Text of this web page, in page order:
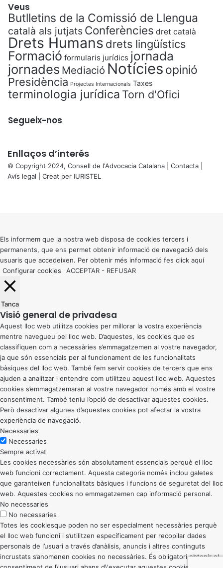
Veus
Butlletins de la Comissió de Llengua
català als jutjats Conferències dret català
Drets Humans drets lingüístics
Formació formularis jurídics jornada
jornades Mediació Notícies opinió
Presidència Projectes Internacionals Taxes
terminologia jurídica Torn d'Ofici
Segueix-nos
Enllaços d’interés
© Copyright 2024, Consell de l'Advocacia Catalana | Contacta
Avís legal | Creat per IURISTEL
button
Els informem que la nostra web disposa de cookies tercers i
permanents, que ens permet obtenir informació de navegació dels
usuaris que accedeixen. Per obtenir més informació fes click aquí
Configurar cookies
ACCEPTAR - REFUSAR
Tanca
Visió general de privadesa
Aquest lloc web utilitza cookies per millorar la vostra experiència
mentre navegueu pel lloc web. D’aquestes, les cookies que es
classifiquen com a necessàries s’emmagatzemen al vostre navegador,
ja que són essencials per al funcionament de les funcionalitats
bàsiques del lloc web. També fem servir cookies de tercers que ens
ajuden a analitzar i entendre com utilitzeu aquest lloc web. Aquestes
cookies s’emmagatzemaran al vostre navegador només amb el vostre
consentiment. També teniu l’opció de desactivar aquestes cookies.
Però desactivar algunes d’aquestes cookies pot afectar la vostra
experiència de navegació.
Necessaries
Necessaries
Sempre activat
Les cookies necessàries són absolutament essencials perquè el lloc
web funcioni correctament. Aquesta categoria només inclou galetes
que garanteixen funcionalitats bàsiques i funcions de seguretat del lloc
web. Aquestes cookies no emmagatzemen cap informació personal.
No necessaries
No necessaries
Totes les cookiesque poden no ser especialment necessàries perquè
el lloc web funcioni i s’utilitzen específicament per recopilar dades
personals de l’usuari a través d’anàlisis, anuncis i altres continguts
incrustats s’anomenen cookies no necessàries. És obligatori obtenir el